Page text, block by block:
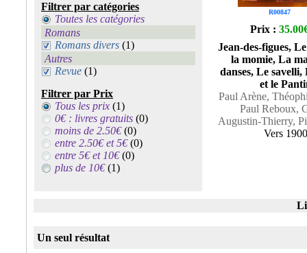
Filtrer par catégories
Toutes les catégories
Romans
Romans divers (1)
Autres
Revue (1)
Filtrer par Prix
Tous les prix (1)
0€ : livres gratuits (0)
moins de 2.50€(0)
entre 2.50€ et 5€(0)
entre 5€ et 10€(0)
plus de 10€(1)
R00847
Prix :
Jean-des-figues,
la momie, La
danses, Le savelli,
et le
Paul Arène,
Paul Reboux,
Augustin-Thierry,
Vers 1900
Un seul résultat